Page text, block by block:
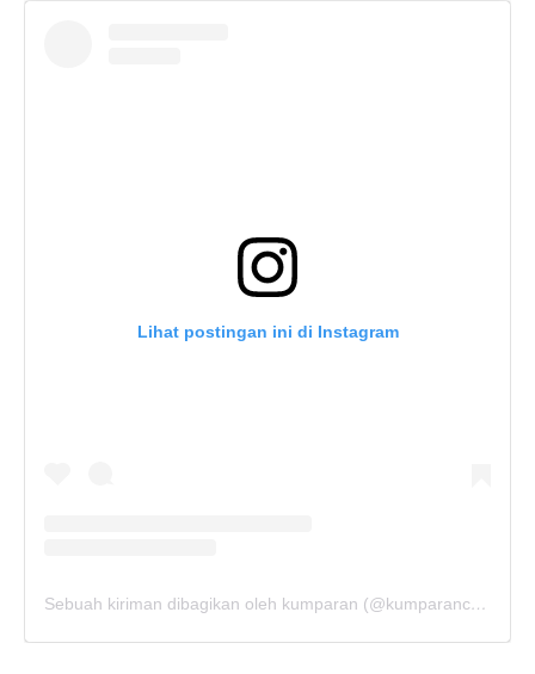
Lihat postingan ini di Instagram
Sebuah kiriman dibagikan oleh kumparan (@kumparancom)